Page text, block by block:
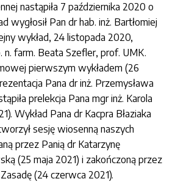
nastąpiła 7 października 2020 o
wygłosił Pan dr hab. inż. Bartłomiej
wykład, 24 listopada 2020,
n. farm. Beata Szefler, prof. UMK.
pierwszym wykładem (26
Pana dr inż. Przemysława
prelekcja Pana mgr inż. Karola
Wykład Pana dr Kacpra Błaziaka
sesję wiosenną naszych
przez Panią dr Katarzynę
(25 maja 2021) i zakończoną przez
(24 czerwca 2021).